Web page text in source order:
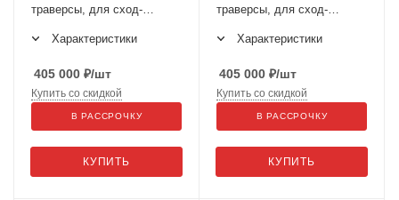
траверсы, для сход-
снятие, серый 4450_MG
Характеристики
405 000 ₽/шт
КУПИТЬ
Купить со скидкой
В РАССРОЧКУ
траверсы, для сход-
снятие, синий 4450_MB
Характеристики
405 000 ₽/шт
КУПИТЬ
Купить со скидкой
В РАССРОЧКУ